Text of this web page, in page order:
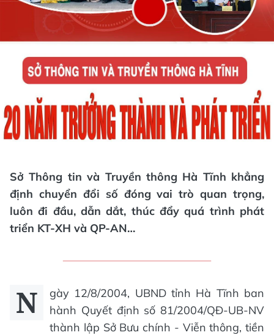
Sở Thông tin và Truyền thông Hà Tĩnh khẳng
định chuyển đổi số đóng vai trò quan trọng,
luôn đi đầu, dẫn dắt, thúc đẩy quá trình phát
triển KT-XH và QP-AN…
N
gày 12/8/2004, UBND tỉnh Hà Tĩnh ban
hành Quyết định số 81/2004/QĐ-UB-NV
thành lập Sở Bưu chính - Viễn thông, tiền